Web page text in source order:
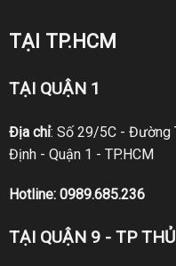
TẠI TP.HCM
TẠI QUẬN 1
Địa chỉ: Số 29/5C - Đường
Định - Quận 1 - TP.HCM
Hotline: 0989.685.236
TẠI QUẬN 9 - TP